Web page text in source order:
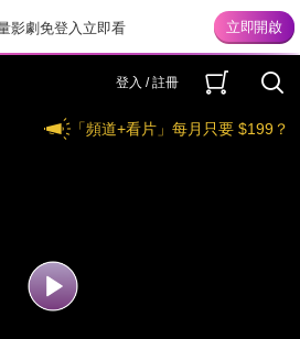
影劇免登入立即看
登入 / 註冊
「頻道+看片」每月只要 $199？